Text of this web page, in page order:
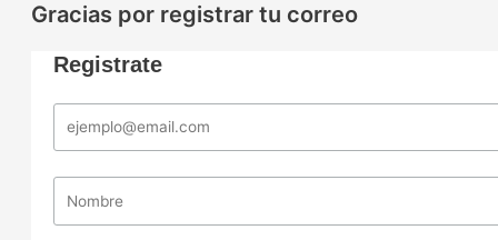
Gracias por registrar tu correo
Registrate